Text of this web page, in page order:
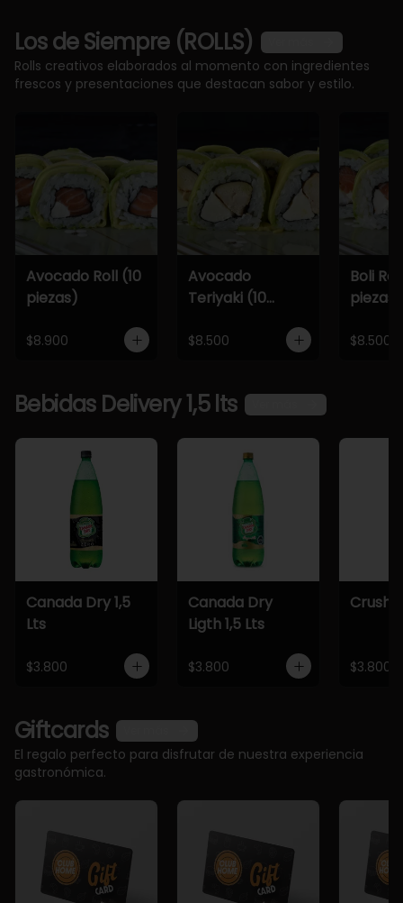
Los de Siempre (ROLLS)
Rolls creativos elaborados al momento con ingredientes
frescos y presentaciones que destacan sabor y estilo.
Avocado Roll (10
piezas)
$8.900
Avocado
Teriyaki (10
$8.500
Boli
piezas)
$8.500
Bebidas Delivery 1,5 lts
Canada Dry 1,5
Lts
$3.800
Canada Dry
Ligth 1,5 Lts
$3.800
Crush
$3.800
Giftcards
El regalo perfecto para disfrutar de nuestra experiencia
gastronómica.